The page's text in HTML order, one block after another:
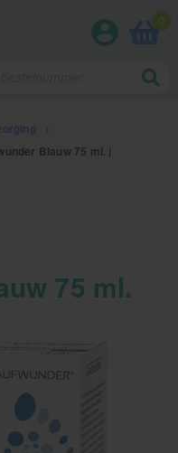
0
Blauw 75 ml. |
75 ml.